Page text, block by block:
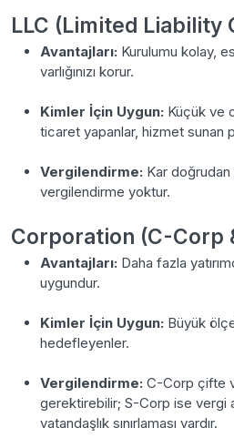
LLC (Limited Liability
Avantajları: Kurulumu kolay,
varlığınızı korur.
Kimler İçin Uygun: Küçük ve
ticaret yapanlar, hizmet sunan
Vergilendirme: Kar
vergilendirme yoktur.
Corporation (C-Corp
Avantajları: Daha fazla
uygundur.
Kimler İçin Uygun: Büyük
hedefleyenler.
Vergilendirme: C-Corp çifte
gerektirebilir; S-Corp ise vergi
vatandaşlık sınırlaması vardır.